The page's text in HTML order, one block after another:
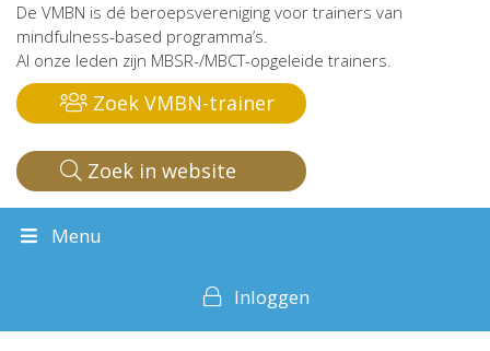
De VMBN is dé beroepsvereniging voor trainers van
mindfulness-based programma’s.
Al onze leden zijn MBSR-/MBCT-opgeleide trainers.
Zoek VMBN-trainer
Zoek in website
Menu
Inloggen